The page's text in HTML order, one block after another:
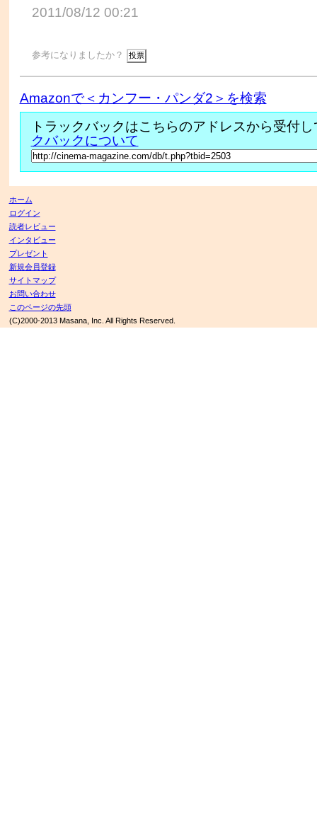
2011/08/12 00:21
参考になりましたか？
Amazonで＜カンフー・パンダ2＞を検索
トラックバックはこちらのアドレスから受付
クバックについて
ホーム
ログイン
読者レビュー
インタビュー
プレゼント
新規会員登録
サイトマップ
お問い合わせ
このページの先頭
(C)2000-2013 Masana, Inc. All Rights Reserved.